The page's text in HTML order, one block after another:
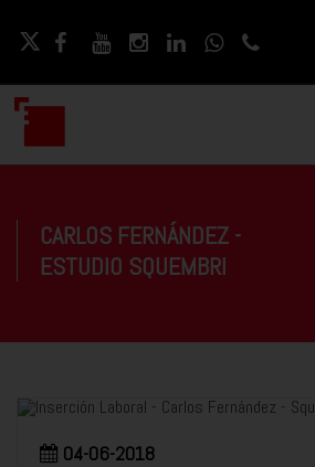
CARLOS FERNÁNDEZ -
ESTUDIO SQUEMBRI
04-06-2018